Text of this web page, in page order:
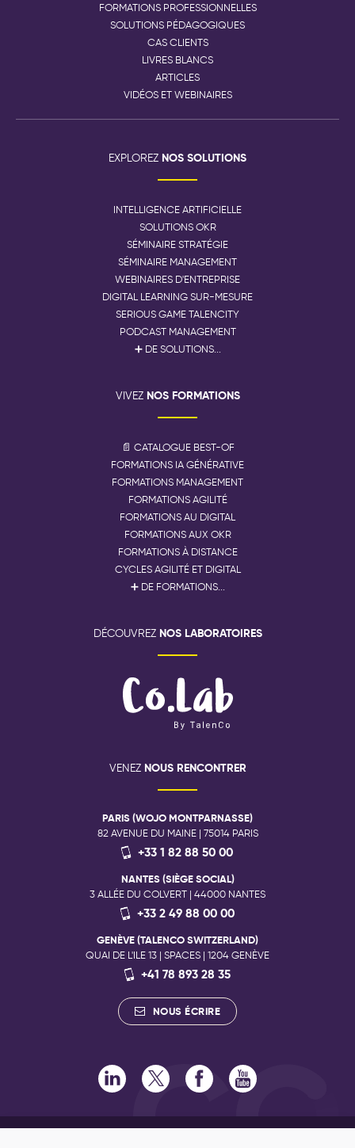
FORMATIONS PROFESSIONNELLES
SOLUTIONS PÉDAGOGIQUES
CAS CLIENTS
LIVRES BLANCS
ARTICLES
VIDÉOS ET WEBINAIRES
EXPLOREZ NOS SOLUTIONS
INTELLIGENCE ARTIFICIELLE
SOLUTIONS OKR
SÉMINAIRE STRATÉGIE
SÉMINAIRE MANAGEMENT
WEBINAIRES D'ENTREPRISE
DIGITAL LEARNING SUR-MESURE
SERIOUS GAME TALENCITY
PODCAST MANAGEMENT
➕ DE SOLUTIONS...
VIVEZ NOS FORMATIONS
📄 CATALOGUE BEST-OF
FORMATIONS IA GÉNÉRATIVE
FORMATIONS MANAGEMENT
FORMATIONS AGILITÉ
FORMATIONS AU DIGITAL
FORMATIONS AUX OKR
FORMATIONS À DISTANCE
CYCLES AGILITÉ ET DIGITAL
➕ DE FORMATIONS...
DÉCOUVREZ NOS LABORATOIRES
VENEZ NOUS RENCONTRER
PARIS (WOJO MONTPARNASSE)
82 AVENUE DU MAINE | 75014 PARIS
+33 1 82 88 50 00
NANTES (SIÈGE SOCIAL)
3 ALLÉE DU COLVERT | 44000 NANTES
+33 2 49 88 00 00
GENÈVE (TALENCO SWITZERLAND)
QUAI DE L'ILE 13 | SPACES | 1204 GENÈVE
+41 78 893 28 35
NOUS ÉCRIRE